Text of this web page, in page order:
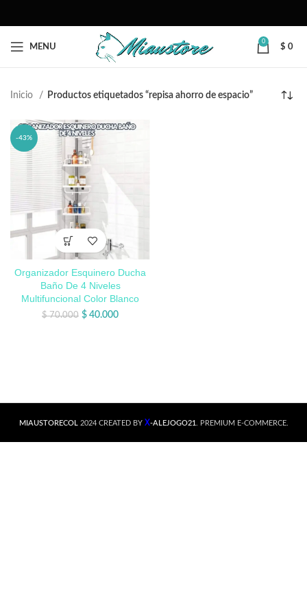
MENU
0
$ 0
Inicio Productos etiquetados “repisa ahorro de espacio”
-43%
Organizador Esquinero Ducha
Baño De 4 Niveles
Multifuncional Color Blanco
$70.000 $ 40.000
MIAUSTORECOL 2024 CREATED BY X-ALEJOGO21 . PREMIUM E-COMMERCE.